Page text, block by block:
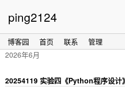
ping2124
博客园 首页 联系
管理
2026年6月
20254119 实验四《Python程序设计